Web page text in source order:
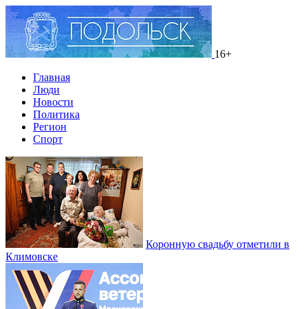
16+
Главная
Люди
Новости
Политика
Регион
Спорт
Коронную свадьбу отметили в
Климовске